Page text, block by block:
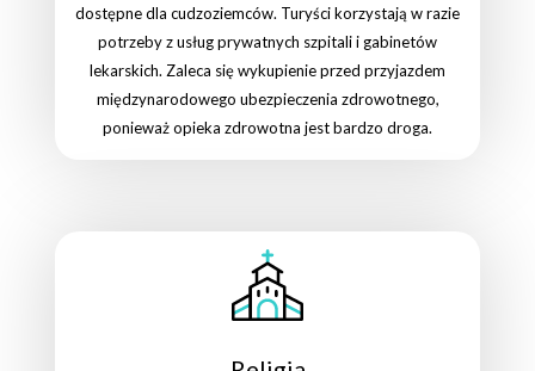
dostępne dla cudzoziemców. Turyści korzystają w razie
potrzeby z usług prywatnych szpitali i gabinetów
lekarskich. Zaleca się wykupienie przed przyjazdem
międzynarodowego ubezpieczenia zdrowotnego,
ponieważ opieka zdrowotna jest bardzo droga.